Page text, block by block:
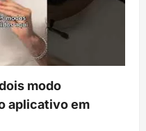
modo
aplicativo em